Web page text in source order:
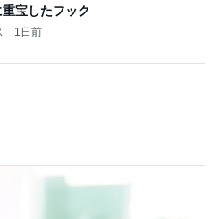
宝したフック
1日前